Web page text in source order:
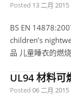
Posted 13 二月 2015
BS EN
children’s
品 儿童睡衣的燃
UL94 材料可
Posted 06 二月 2015